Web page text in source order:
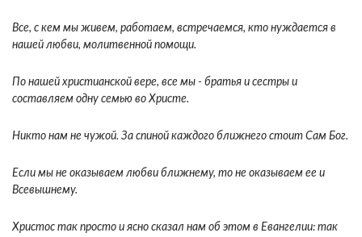
Все, с кем мы живем, работаем, встречаемся, кто нуждается в
нашей любви, молитвенной помощи.
По нашей христианской вере, все мы - братья и сестры и
составляем одну семью во Христе.
Никто нам не чужой. За спиной каждого ближнего стоит Сам Бог.
Если мы не оказываем любви ближнему, то не оказываем ее и
Всевышнему.
Христос так просто и ясно сказал нам об этом в Евангелии: так